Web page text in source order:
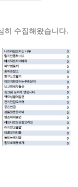
히 수집해왔습니다.